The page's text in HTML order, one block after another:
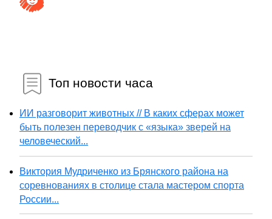
Топ новости часа
ИИ разговорит животных // В каких сферах может
быть полезен переводчик с «языка» зверей на
человеческий...
Виктория Мудриченко из Брянского района на
соревнованиях в столице стала мастером спорта
России...